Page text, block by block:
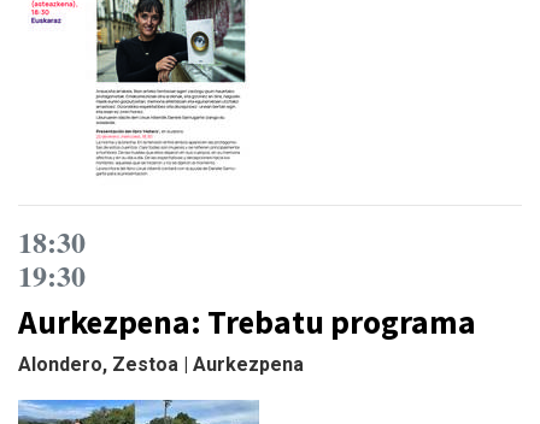
18:30
19:30
Aurkezpena: Trebatu programa
Alondero, Zestoa | Aurkezpena